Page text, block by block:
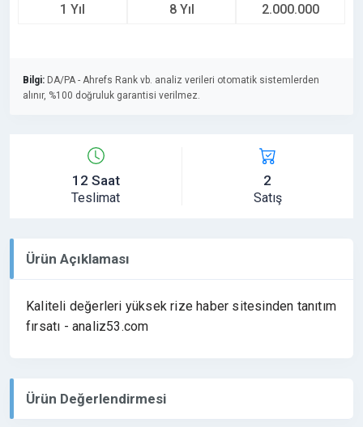
1 Yıl
8 Yıl
2.000.000
Bilgi: DA/PA - Ahrefs Rank vb. analiz verileri otomatik sistemlerden
alınır, %100 doğruluk garantisi verilmez.
12 Saat
Teslimat
2
Satış
Ürün Açıklaması
Kaliteli değerleri yüksek rize haber sitesinden tanıtım
fırsatı - analiz53.com
Ürün Değerlendirmesi